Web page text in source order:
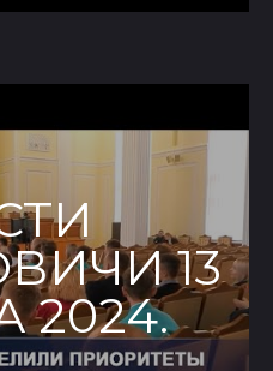
13
2024.